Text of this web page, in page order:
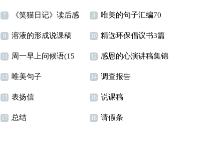
文300字7篇
7 《笑猫日记》读后感
(集合15篇)
8 唯美的句子汇编70
句
9 溶液的形成说课稿 10 精选环保倡议书3篇
11 周一早上问候语(15
篇)
12 感恩的心演讲稿集锦
四篇
13 唯美句子 14 调查报告
15 表扬信 16 说课稿
17 总结 18 请假条